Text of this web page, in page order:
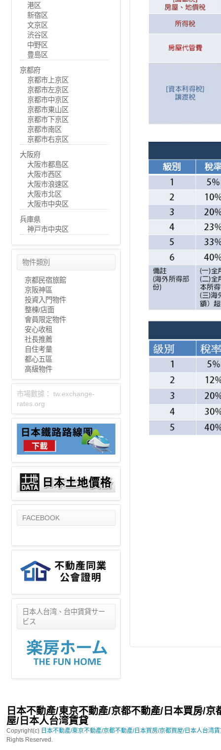
港区
新宿区
文京区
渋谷区
中野区
豊島区
京都府
京都市上京区
京都市左京区
京都市中京区
京都市東山区
京都市下京区
京都市南区
京都市右京区
大阪府
大阪市都島区
大阪市西区
大阪市浪速区
大阪市北区
大阪市中央区
兵庫県
神戸市中央区
物件類別
京都民宿旅館
京阪神區
投資入門物件
整棟/店面
會員限定物件
安心收租
社長推薦
自住考量
都心五區
高級物件
市場數據： tw.exchange-
rates.org
FACEBOOK
日本人台湾、台中賃貸サー
ビス
日本不動產/東京不動產/京都不動產/日本買房/京
屋/日本人台湾賃貸
Copyright(c) 日本不動產/東京不動產/京都不動產/日本買房/京都買屋/日本人台湾
Rights Reserved.